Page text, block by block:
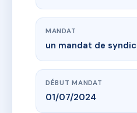
MANDAT
un mandat de syndic
DÉBUT MANDAT
01/07/2024